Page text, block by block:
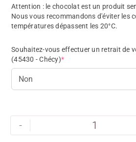
Attention : le chocolat est un produit
Nous vous recommandons d'éviter les
températures dépassent les 20°C.
Souhaitez-vous effectuer un retrait de
(45430 - Chécy)*
-